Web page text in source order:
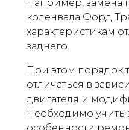
Например, замена
коленвала Форд
характеристикам
заднего.
При этом порядок
отличаться в
двигателя и
Необходимо